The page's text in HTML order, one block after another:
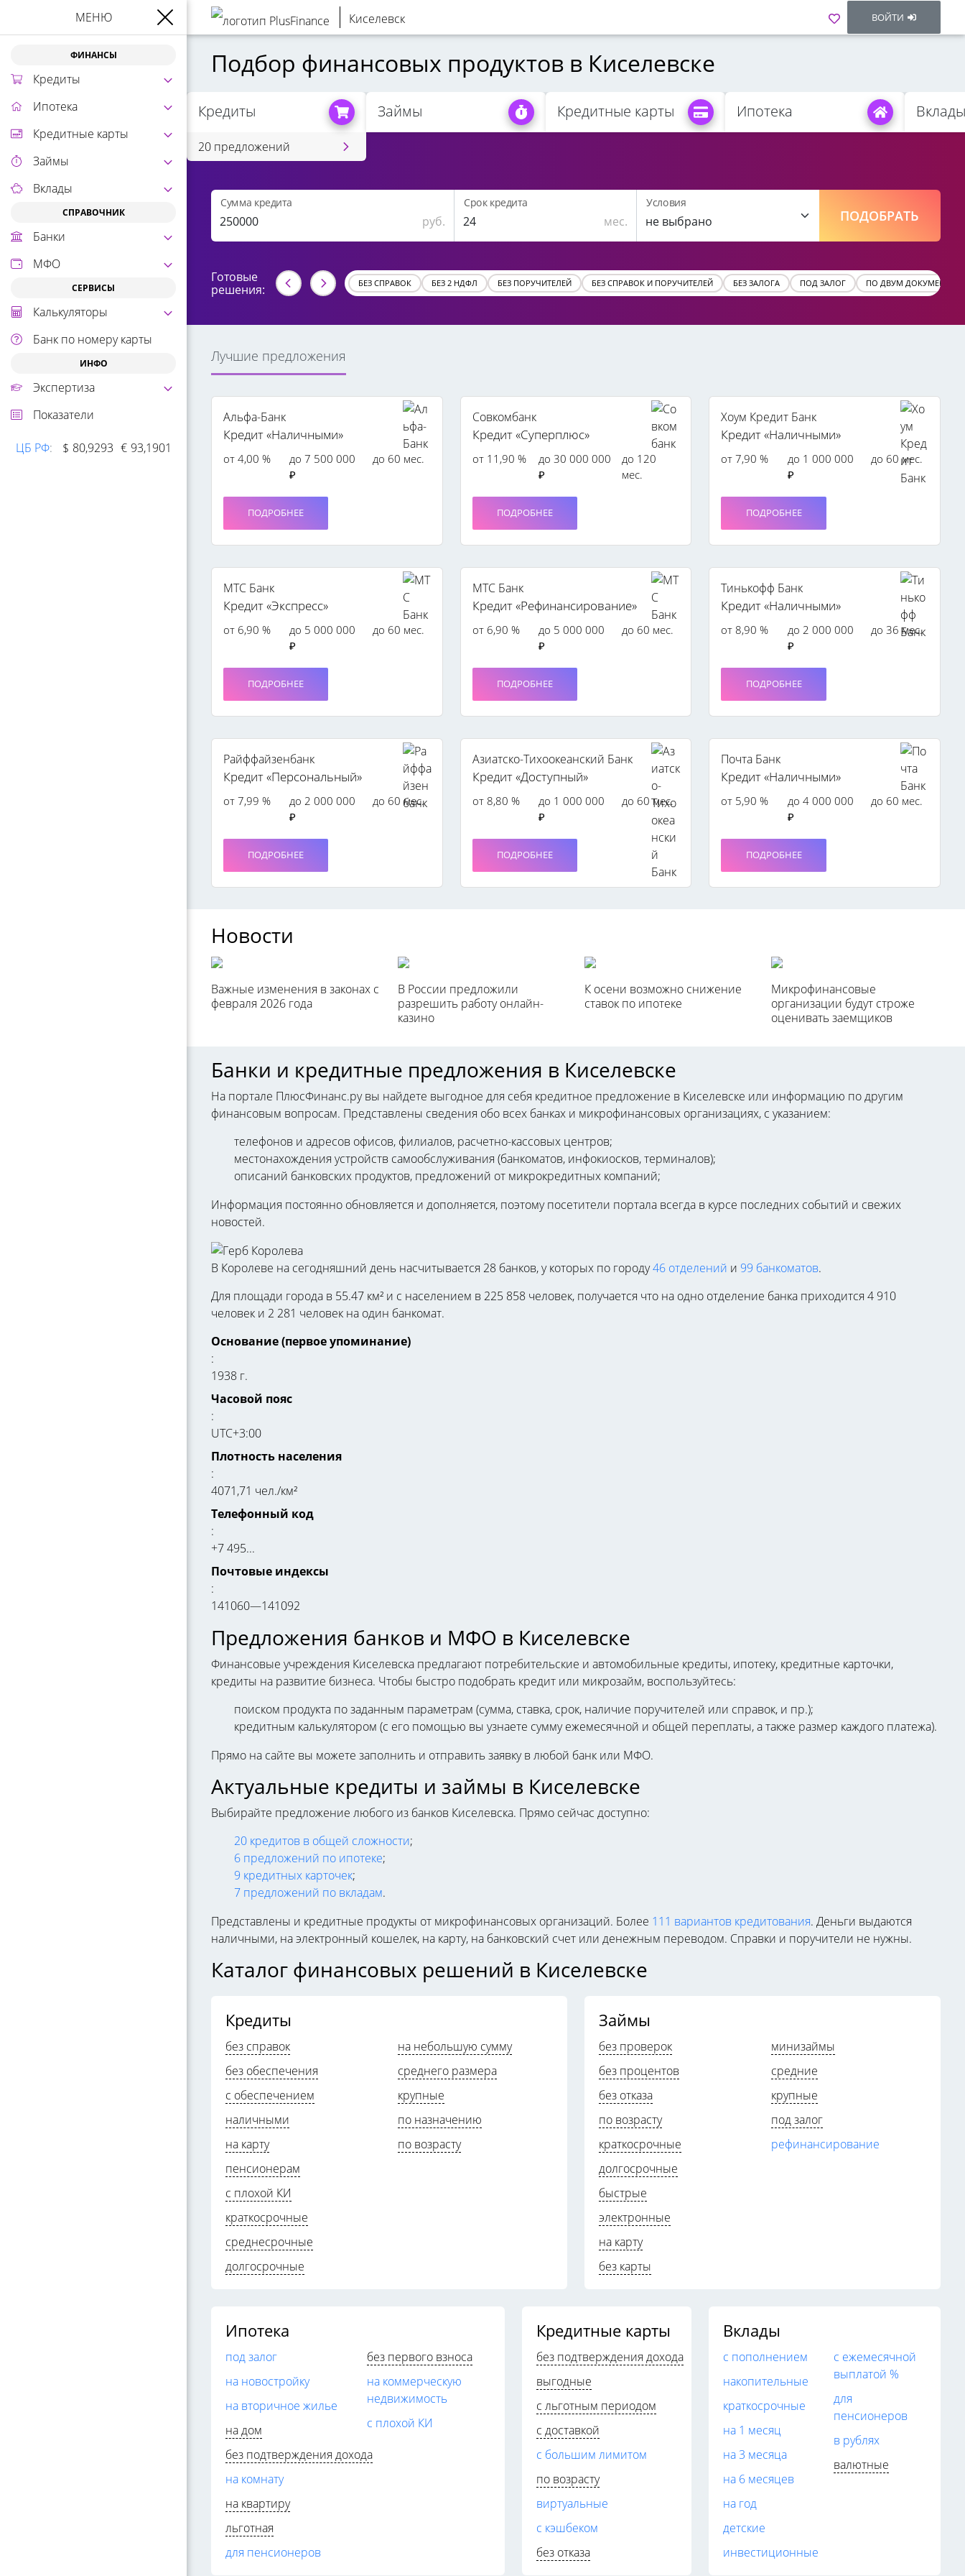
МЕНЮ
ФИНАНСЫ
Кредиты
Ипотека
Кредитные карты
Займы
Вклады
СПРАВОЧНИК
Банки
МФО
СЕРВИСЫ
Калькуляторы
Банк по номеру карты
ИНФО
Экспертиза
Показатели
ЦБ РФ: $ 80,9293 € 93,1901
Киселевск ВОЙТИ
Подбор финансовых продуктов в Киселевске
Кредиты
20 предложений
Займы Кредитные карты Ипотека Вклады
Сумма кредита
руб.
Срок кредита
мес.
Условия
ПОДОБРАТЬ
Готовые
решения:
БЕЗ СПРАВОК БЕЗ 2 НДФЛ БЕЗ ПОРУЧИТЕЛЕЙ БЕЗ СПРАВОК И ПОРУЧИТЕЛЕЙ БЕЗ ЗАЛОГА ПОД ЗАЛОГ ПО ДВУМ ДОКУМЕНТАМ
Лучшие предложения
Альфа-Банк
Кредит «Наличными»
от 4,00 %
до 7 500 000
₽
до 60 мес.
ПОДРОБНЕЕ
Совкомбанк
Кредит «Суперплюс»
от 11,90 %
до 30 000 000
₽
до 120
мес.
ПОДРОБНЕЕ
Хоум Кредит Банк
Кредит «Наличными»
от 7,90 %
до 1 000 000
₽
до 60 мес.
ПОДРОБНЕЕ
МТС Банк
Кредит «Экспресс»
от 6,90 %
до 5 000 000
₽
до 60 мес.
ПОДРОБНЕЕ
МТС Банк
Кредит «Рефинансирование»
от 6,90 %
до 5 000 000
₽
до 60 мес.
ПОДРОБНЕЕ
Тинькофф Банк
Кредит «Наличными»
от 8,90 %
до 2 000 000
₽
до 36 мес.
ПОДРОБНЕЕ
Райффайзенбанк
Кредит «Персональный»
от 7,99 %
до 2 000 000
₽
до 60 мес.
ПОДРОБНЕЕ
Азиатско-Тихоокеанский Банк
Кредит «Доступный»
от 8,80 %
до 1 000 000
₽
до 60 мес.
ПОДРОБНЕЕ
Почта Банк
Кредит «Наличными»
от 5,90 %
до 4 000 000
₽
до 60 мес.
ПОДРОБНЕЕ
Новости
Важные изменения в законах с
февраля 2026 года
В России предложили
разрешить работу онлайн-
казино
К осени возможно снижение
ставок по ипотеке
Микрофинансовые
организации будут строже
оценивать заемщиков
Банки и кредитные предложения в Киселевске
На портале ПлюсФинанс.ру вы найдете выгодное для себя кредитное предложение в Киселевске или информацию по другим
финансовым вопросам. Представлены сведения обо всех банках и микрофинансовых организациях, с указанием:
телефонов и адресов офисов, филиалов, расчетно-кассовых центров;
местонахождения устройств самообслуживания (банкоматов, инфокиосков, терминалов);
описаний банковских продуктов, предложений от микрокредитных компаний;
Информация постоянно обновляется и дополняется, поэтому посетители портала всегда в курсе последних событий и свежих
новостей.
В Королеве на сегодняшний день насчитывается 28 банков, у которых по городу46 отделений и 99 банкоматов.
Для площади города в 55.47 км² и с населением в 225 858 человек, получается что на одно отделение банка приходится 4 910
человек и 2 281 человек на один банкомат.
Основание (первое упоминание)
:
1938 г.
Часовой пояс
:
UTC+3:00
Плотность населения
:
4071,71 чел./км²
Телефонный код
:
+7 495...
Почтовые индексы
:
141060—141092
Предложения банков и МФО в Киселевске
Финансовые учреждения Киселевска предлагают потребительские и автомобильные кредиты, ипотеку, кредитные карточки,
кредиты на развитие бизнеса. Чтобы быстро подобрать кредит или микрозайм, воспользуйтесь:
поиском продукта по заданным параметрам (сумма, ставка, срок, наличие поручителей или справок, и пр.);
кредитным калькулятором (с его помощью вы узнаете сумму ежемесячной и общей переплаты, а также размер каждого платежа).
Прямо на сайте вы можете заполнить и отправить заявку в любой банк или МФО.
Актуальные кредиты и займы в Киселевске
Выбирайте предложение любого из банков Киселевска. Прямо сейчас доступно:
20 кредитов в общей сложности;
6 предложений по ипотеке;
9 кредитных карточек;
7 предложений по вкладам.
Представлены и кредитные продукты от микрофинансовых организаций. Более 111 вариантов кредитования. Деньги выдаются
наличными, на электронный кошелек, на карту, на банковский счет или денежным переводом. Справки и поручители не нужны.
Каталог финансовых решений в Киселевске
Кредиты
без справок
без обеспечения
с обеспечением
наличными
на карту
пенсионерам
с плохой КИ
краткосрочные
среднесрочные
долгосрочные
на небольшую сумму
среднего размера
крупные
по назначению
по возрасту
Займы
без проверок
без процентов
без отказа
по возрасту
краткосрочные
долгосрочные
быстрые
электронные
на карту
без карты
минизаймы
средние
крупные
под залог
рефинансирование
Кредитные карты
без подтверждения дохода
выгодные
с льготным периодом
с доставкой
с большим лимитом
по возрасту
виртуальные
с кэшбеком
без отказа
Ипотека
под залог
на новостройку
на вторичное жилье
на дом
без подтверждения дохода
на комнату
на квартиру
льготная
для пенсионеров
без первого взноса
на коммерческую
недвижимость
с плохой КИ
Вклады
с пополнением
накопительные
краткосрочные
на 1 месяц
на 3 месяца
на 6 месяцев
на год
детские
инвестиционные
с ежемесячной
выплатой %
для
пенсионеров
в рублях
валютные